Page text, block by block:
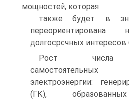
мощностей, которая
также будет в
переориентирована
долгосрочных интересов
Рост числа
электроэнергии:
(ГК),